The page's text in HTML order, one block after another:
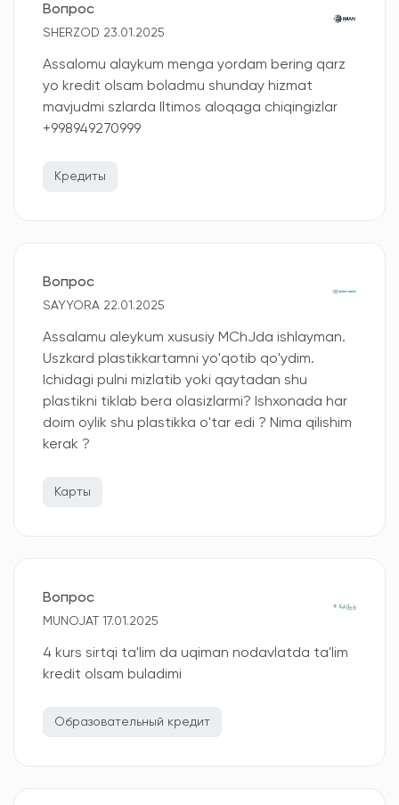
Вопрос
SHERZOD 23.01.2025
Assalomu alaykum menga yordam bering qarz
yo kredit olsam boladmu shunday hizmat
mavjudmi szlarda Iltimos aloqaga chiqingizlar
+998949270999
Кредиты
Вопрос
SAYYORA 22.01.2025
Assalamu aleykum xususiy MChJda ishlayman.
Uszkard plastikkartamni yo'qotib qo'ydim.
Ichidagi pulni mizlatib yoki qaytadan shu
plastikni tiklab bera olasizlarmi? Ishxonada har
doim oylik shu plastikka o'tar edi ? Nima qilishim
kerak ?
Карты
Вопрос
MUNOJAT 17.01.2025
4 kurs sirtqi ta'lim da uqiman nodavlatda ta'lim
kredit olsam buladimi
Образовательный кредит